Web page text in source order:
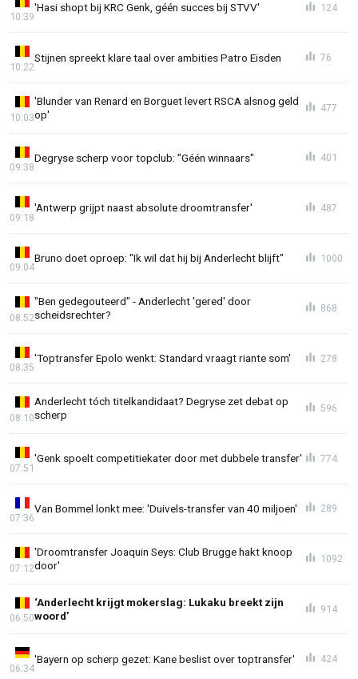
'Hasi shopt bij KRC Genk, géén succes bij STVV'
10:39
124
Stijnen spreekt klare taal over ambities Patro Eisden
10:22
76
'Blunder van Renard en Borguet levert RSCA alsnog geld
op'
10:03
477
Degryse scherp voor topclub: "Géén winnaars"
09:38
401
'Antwerp grijpt naast absolute droomtransfer'
09:18
487
Bruno doet oproep: "Ik wil dat hij bij Anderlecht blijft"
09:04
1000
"Ben gedegouteerd" - Anderlecht 'gered' door
scheidsrechter?
08:52
868
'Toptransfer Epolo wenkt: Standard vraagt riante som'
08:35
278
Anderlecht tóch titelkandidaat? Degryse zet debat op
scherp
08:10
596
'Genk spoelt competitiekater door met dubbele transfer'
07:51
774
Van Bommel lonkt mee: 'Duivels-transfer van 40 miljoen'
07:36
289
'Droomtransfer Joaquin Seys: Club Brugge hakt knoop
door'
07:12
1092
‘Anderlecht krijgt mokerslag: Lukaku breekt zijn
woord’
06:50
914
'Bayern op scherp gezet: Kane beslist over toptransfer'
06:34
424